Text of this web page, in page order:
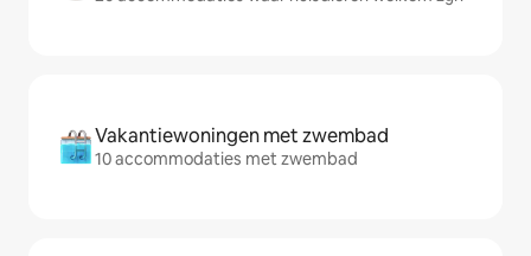
Vakantiewoningen met zwembad
10 accommodaties met zwembad